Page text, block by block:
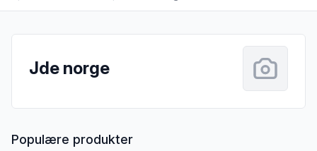
Jde norge
Populære produkterfra Jde norge